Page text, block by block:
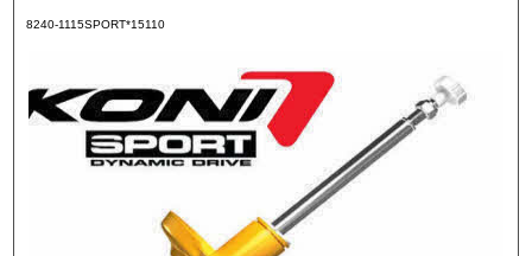
8240-1115SPORT*15110